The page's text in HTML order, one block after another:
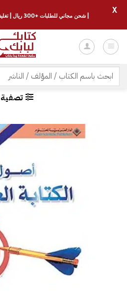
للمحتوى
البحث
عن:
تصفية
| شحن مجاني للطلبات +300 ريال | تغليف مجاني للطلبات +150 ريال |
X